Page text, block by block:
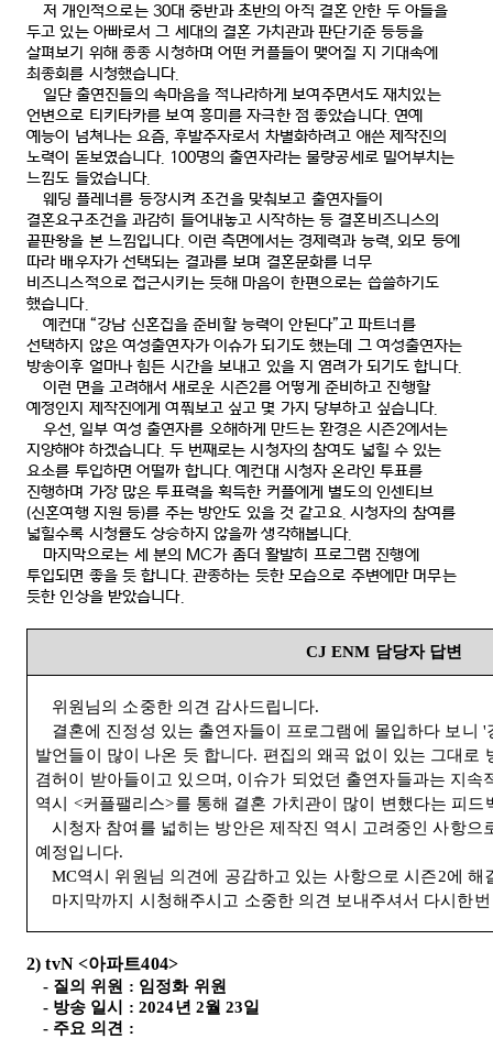
저 개인적으로는30대 중반과 초반의 아직 결혼 안한 두 아들을
두고 있는 아빠로서 그 세대의 결혼 가치관과 판단기준 등등을
살펴보기 위해 종종 시청하며 어떤 커플들이 맺어질 지 기대속에
최종회를 시청했습니다.
일단 출연진들의 속마음을 적나라하게 보여주면서도 재치있는
언변으로 티키타카를 보여 흥미를 자극한 점 좋았습니다.연예
예능이 넘쳐나는 요즘, 후발주자로서 차별화하려고 애쓴 제작진의
노력이 돋보였습니다. 100명의 출연자라는 물량공세로 밀어부치는
느낌도 들었습니다.
웨딩 플레너를 등장시켜 조건을 맞춰보고 출연자들이
결혼요구조건을 과감히 들어내놓고 시작하는 등 결혼비즈니스의
끝판왕을 본 느낌입니다. 이런 측면에서는 경제력과 능력,외모 등에
따라 배우자가 선택되는 결과를 보며 결혼문화를 너무
비즈니스적으로 접근시키는 듯해 마음이 한편으로는 씁쓸하기도
했습니다.
예컨대“강남 신혼집을 준비할 능력이 안된다”고 파트너를
선택하지 않은 여성출연자가 이슈가 되기도 했는데 그 여성출연자는
방송이후 얼마나 힘든 시간을 보내고 있을 지 염려가 되기도 합니다.
이런 면을 고려해서 새로운 시즌2를 어떻게 준비하고 진행할
예정인지 제작진에게 여쭤보고 싶고 몇 가지 당부하고 싶습니다.
우선,일부 여성 출연자를 오해하게 만드는 환경은 시즌2에서는
지양해야 하겠습니다. 두 번째로는 시청자의 참여도 넓힐 수 있는
요소를 투입하면 어떨까 합니다.예컨대 시청자 온라인 투표를
진행하며 가장 많은 투표력을 획득한 커플에게 별도의 인센티브
(신혼여행 지원 등)를 주는 방안도 있을 것 같고요. 시청자의 참여를
넓힐수록 시청률도 상승하지 않을까 생각해봅니다.
마지막으로는 세 분의 MC가 좀더 활발히 프로그램 진행에
투입되면 좋을 듯 합니다. 관종하는 듯한 모습으로 주변에만 머무는
듯한 인상을 받았습니다.
CJ ENM 담당자 답변
위원님의 소중한 의견 감사드립니다.
결혼에 진정성 있는 출연자들이 프로그램에 몰입하다 보니 '
발언들이 많이 나온 듯 합니다. 편집의 왜곡 없이 있는 그대로
겸허이 받아들이고 있으며 , 이슈가 되었던 출연자들과는 지속
역시 <커플팰리스>를 통해 결혼 가치관이 많이 변했다는 피드
시청자 참여를 넓히는 방안은 제작진 역시 고려중인 사항으
예정입니다.
MC역시 위원님 의견에 공감하고 있는 사항으로 시즌2에 해
마지막까지 시청해주시고 소중한 의견 보내주셔서 다시한
2) tvN <아파트404>
- 질의 위원 : 임정화 위원
- 방송 일시 : 2024년 2월 23일
- 주요 의견 :